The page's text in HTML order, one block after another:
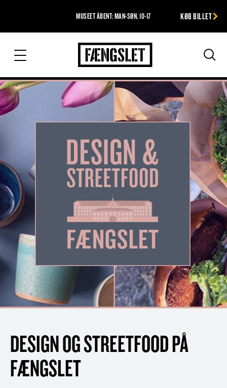
MUSEET ÅBENT: MAN-SØN, 10-17 KØB BILLET
Fængslet
Søg
DESIGN OG STREETFOOD PÅ
FÆNGSLET